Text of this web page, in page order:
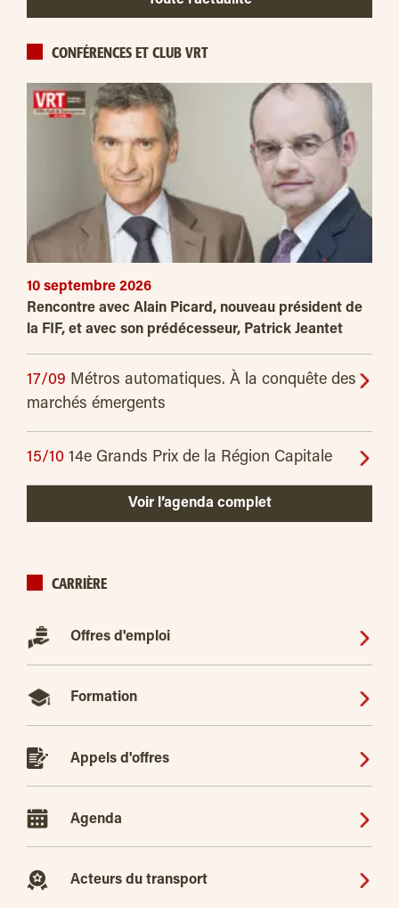
CONFÉRENCES ET CLUB VRT
10 septembre 2026
Rencontre avec Alain Picard, nouveau président de
la FIF, et avec son prédécesseur, Patrick Jeantet
17/09 Métros automatiques. À la conquête des
marchés émergents
15/10 14e Grands Prix de la Région Capitale
Voir l’agenda complet
CARRIÈRE
Offres d'emploi
Formation
Appels d'offres
Agenda
Acteurs du transport